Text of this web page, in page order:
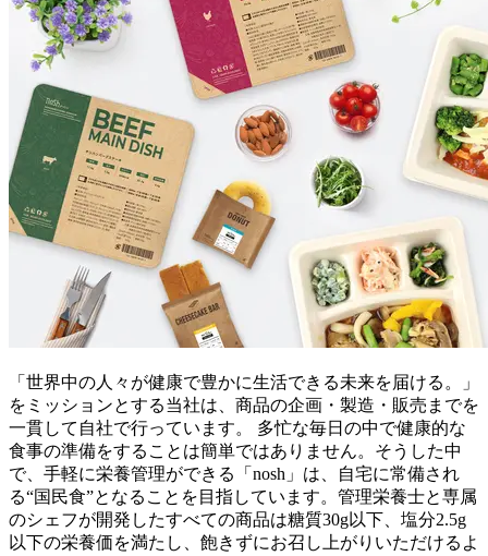
「世界中の人々が健康で豊かに生活できる未来を届ける。」
をミッションとする当社は、商品の企画・製造・販売までを
一貫して自社で行っています。 多忙な毎日の中で健康的な
食事の準備をすることは簡単ではありません。そうした中
で、手軽に栄養管理ができる「nosh」は、自宅に常備され
る“国民食”となることを目指しています。管理栄養士と専属
のシェフが開発したすべての商品は糖質30g以下、塩分2.5g
以下の栄養価を満たし、飽きずにお召し上がりいただけるよ